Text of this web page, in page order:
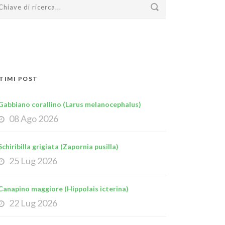
POST
corallino (Larus melanocephalus)
08 Ago 2026
grigiata (Zapornia pusilla)
25 Lug 2026
maggiore (Hippolais icterina)
22 Lug 2026